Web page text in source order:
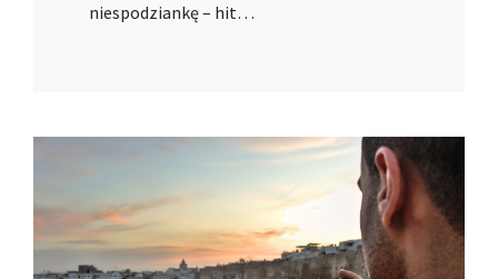
niespodziankę – hit…